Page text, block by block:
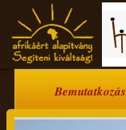
Bemutatkozás